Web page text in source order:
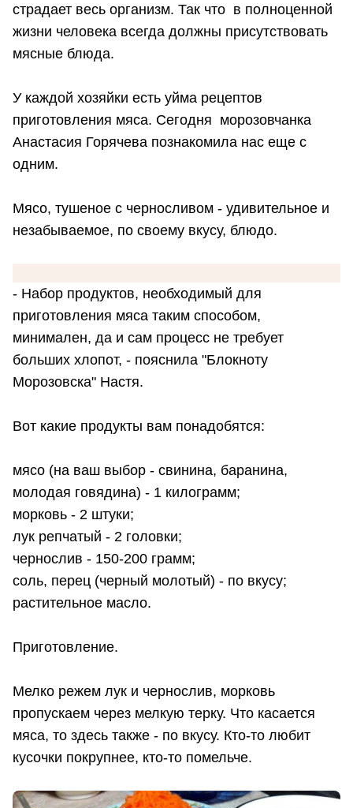
страдает весь организм. Так что в полноценной
жизни человека всегда должны присутствовать
мясные блюда.
У каждой хозяйки есть уйма рецептов
приготовления мяса. Сегодня морозовчанка
Анастасия Горячева познакомила нас еще с
одним.
Мясо, тушеное с черносливом - удивительное и
незабываемое, по своему вкусу, блюдо.
- Набор продуктов, необходимый для
приготовления мяса таким способом,
минимален, да и сам процесс не требует
больших хлопот, - пояснила "Блокноту
Морозовска" Настя.
Вот какие продукты вам понадобятся:
мясо (на ваш выбор - свинина, баранина,
молодая говядина) - 1 килограмм;
морковь - 2 штуки;
лук репчатый - 2 головки;
чернослив - 150-200 грамм;
соль, перец (черный молотый) - по вкусу;
растительное масло.
Приготовление.
Мелко режем лук и чернослив, морковь
пропускаем через мелкую терку. Что касается
мяса, то здесь также - по вкусу. Кто-то любит
кусочки покрупнее, кто-то помельче.